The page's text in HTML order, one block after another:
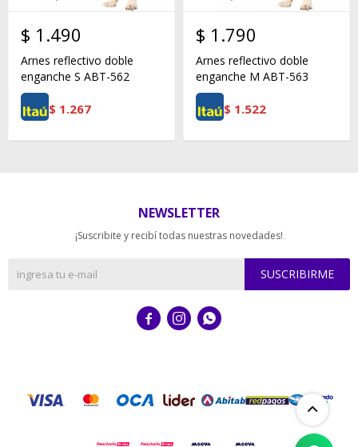
$ 1.490
Arnes reflectivo doble
enganche S ABT-562
$ 1.267
$ 1.790
Arnes reflectivo doble
enganche M ABT-563
$ 1.522
NEWSLETTER
¡Suscribite y recibí todas nuestras novedades!
SUSCRIBIRME
  